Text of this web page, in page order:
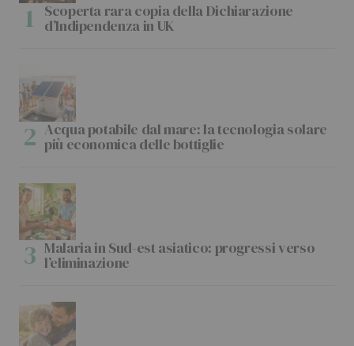
Scoperta rara copia della Dichiarazione
d’Indipendenza in UK
Acqua potabile dal mare: la tecnologia solare
più economica delle bottiglie
Malaria in Sud-est asiatico: progressi verso
l’eliminazione